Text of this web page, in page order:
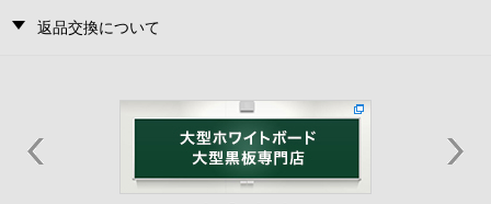
返品交換について